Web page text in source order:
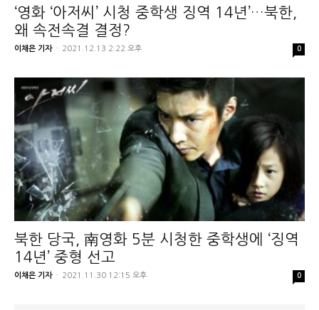
‘영화 ‘아저씨’ 시청 중학생 징역 14년’…북한,
왜 속전속결 결정?
이채은 기자 - 2021.12.13 2:22 오후 0
북한 당국, 南영화 5분 시청한 중학생에 ‘징역
14년’ 중형 선고
이채은 기자 - 2021.11.30 12:15 오후 0